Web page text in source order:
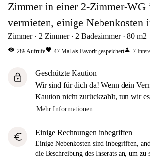
Zimmer in einer 2-Zimmer-WG
vermieten, einige Nebenkosten
Zimmer 2 Zimmer 2 Badezimmer 80 m2
visibility 289Aufrufefavorite 47 Mal als Favorit gespeichertperson 7
lock
Geschützte Kaution
Wir sind für dich da! Wenn dein
Kaution nicht zurückzahlt, tun wir
Mehr Informationen
euro Einige Rechnungen inbegriffen
Einige Nebenkosten sind inbegriffen,
die Beschreibung des Inserats an, um zu